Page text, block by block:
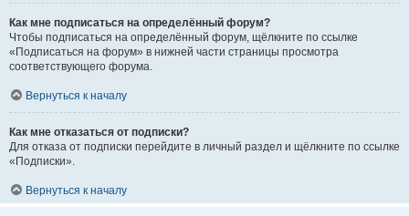
Как мне подписаться на определённый форум?
Чтобы подписаться на определённый форум, щёлкните по ссылке
«Подписаться на форум» в нижней части страницы просмотра
соответствующего форума.
Вернуться к началу
Как мне отказаться от подписки?
Для отказа от подписки перейдите в личный раздел и щёлкните по ссылке
«Подписки».
Вернуться к началу